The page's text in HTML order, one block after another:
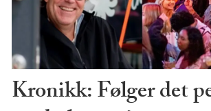
Kronikk: Følger det